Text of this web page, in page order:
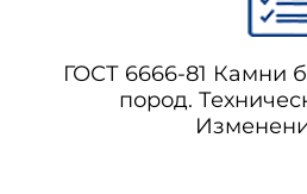
ГОСТ 6666-81 Камни
пород.